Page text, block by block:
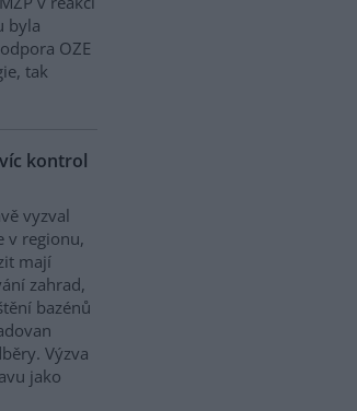
byla
OZE
tak
kontrol
vyzval
v regionu,
mají
zahrad,
bazénů
Výzva
jako